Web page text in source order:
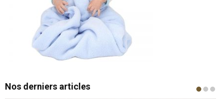
Nos derniers articles